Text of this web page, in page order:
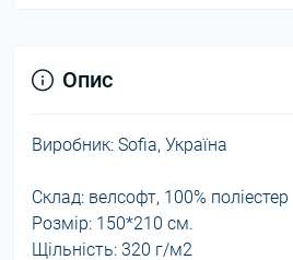
Опис
Виробник: Sofia, Україна
Склад: велсофт, 100% поліестер
Розмір: 150*210 см.
Щільність: 320 г/м2